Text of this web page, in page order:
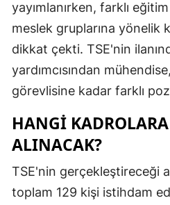
yayımlanırken, farklı
meslek gruplarına yönelik
dikkat çekti. TSE'nin
yardımcısından
görevlisine kadar farklı
HANGİ
ALINACAK?
TSE'nin gerçekleştireceği
toplam 129 kişi istihdam